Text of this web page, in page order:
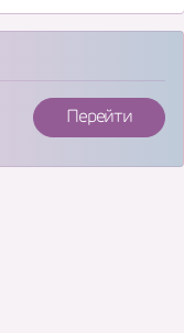
Перейти